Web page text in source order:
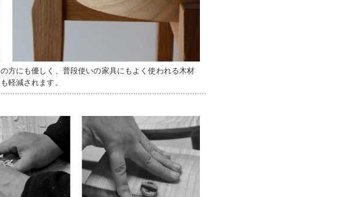
方にも優しく、普段使いの家具にもよく使われる木材
軽減されます。